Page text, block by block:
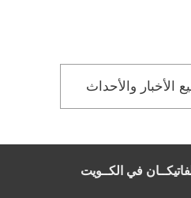
الأخبار والأحداث
في الكــويت